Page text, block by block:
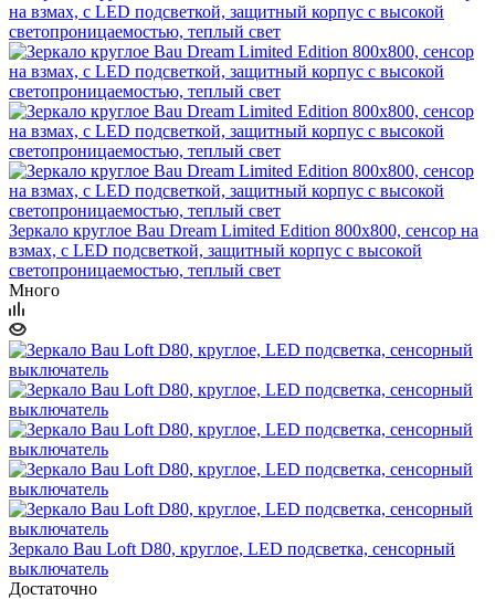
Зеркало круглое Bau Dream Limited Edition 800х800, сенсор на
взмах, c LED подсветкой, защитный корпус с высокой
светопроницаемостью, теплый свет
Много
Зеркало Bau Loft D80, круглое, LED подсветка, сенсорный
выключатель
Достаточно